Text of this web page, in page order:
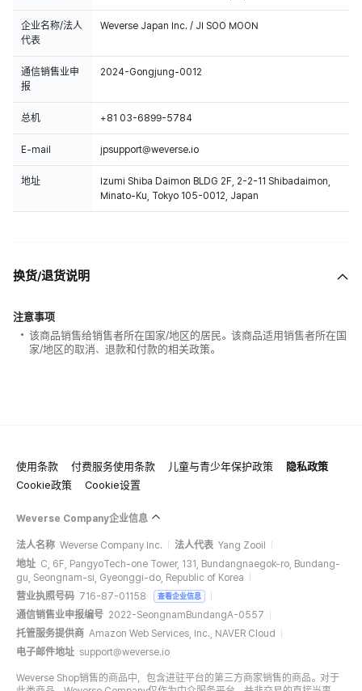
企业名称/法人
代表
Weverse Japan Inc. / JI SOO MOON
通信销售业申
报
2024-Gongjung-0012
总机 +81 03-6899-5784
E-mail jpsupport@weverse.io
地址
Izumi Shiba Daimon BLDG 2F, 2-2-11 Shibadaimon,
Minato-Ku, Tokyo 105-0012, Japan
换货/退货说明
注意事项
该商品销售给销售者所在国家/地区的居民。该商品适用销售者所在国
家/地区的取消、退款和付款的相关政策。
使用条款 付费服务使用条款 儿童与青少年保护政策
隐私政策
Cookie政策
Cookie设置
Weverse Company企业信息
法人名称 Weverse Company Inc. 法人代表 Yang Zooil
地址 C, 6F, PangyoTech-one Tower, 131, Bundangnaegok-ro, Bundang-
gu, Seongnam-si, Gyeonggi-do, Republic of Korea
营业执照号码 716-87-01158 查看企业信息
通信销售业申报编号 2022-SeongnamBundangA-0557
托管服务提供商 Amazon Web Services, Inc., NAVER Cloud
电子邮件地址 support@weverse.io
Weverse Shop销售的商品中，包含进驻平台的第三方商家销售的商品。对于